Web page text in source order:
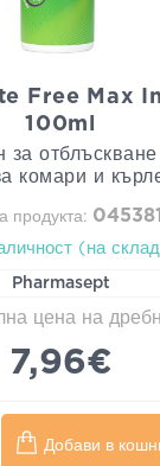
Free Max
100ml
за
комари и
продукта: 045381
(на
Pharmasept
цена на
7,96€
Добави в